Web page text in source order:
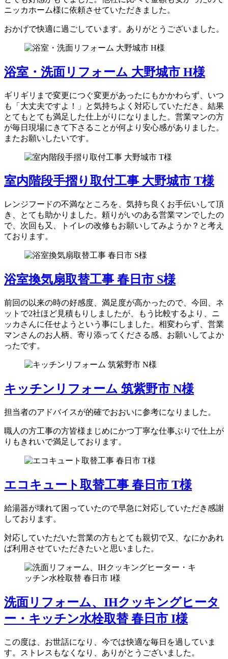
ニッカホーム様に依頼させていただきました。
おかげで快適に過ごしています。ありがとうございました。
浴室・洗面リフォーム 大野城市 H様
ギリギリまで変更につぐ変更があったにもかかわらず、いつ
も「大丈夫ですよ！」と気持ちよく対応していただき、結果
とてもとても満足した仕上がりになりました。営業マンの方
が毎日現場にきて下さることが何より安心感がありました。
またお願いしたいです。
室内階段手摺り取付工事 大野城市 T様
レンジフードの不満なところを、気持ち良くお手伝いして頂
き、とても助かりました。頼りがいのある営業マンでしたの
で、次回も又、トイレの改修もお願いしてみようか？と考え
ております。
浴室換気扇取替工事 春日市 S様
前回の以来の時の好感度、満足度が高かったので、今回、ネ
ットで2社ほど見積もりしましたが、もう比較するより、ニ
ッカさんに任せようという事にしました。相変わらず、営業
マンさんのお人柄、寄り添ってくださる感、お願いしてよか
ったです。
キッチンリフォーム 筑紫野市 N様
担当者のアドバイスが的確でおおいに参考になりました。
職人の方工事の方皆様まじめにかつ丁寧な仕事ぶりで仕上が
りもきれいで満足しております。
エコキュート取替工事 春日市 T様
給湯器が壊れて困っていたので早急に対応していただき感謝
しております。
対応していただいた営業の方もとても親切で又、なにかあれ
ば利用させていただきたいと思いました。
洗面リフォーム、IHクッキングヒータ
ー・キッチン水栓取替 春日市 I様
この度は、お世話になり、今では快適な毎日を過していま
す。ストレスもなくなり、ありがとうございました。